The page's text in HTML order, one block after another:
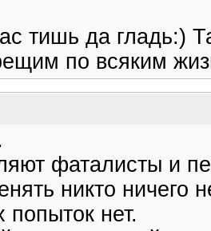
тишь да гладь:)
по всяким
фаталисты и
никто ничего
нет.